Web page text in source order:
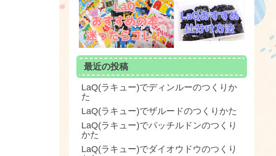
最近の投稿
LaQ(ラキュー)でディンルーのつくりか
た
LaQ(ラキュー)でザルードのつくりかた
LaQ(ラキュー)でパッチルドンのつくり
かた
LaQ(ラキュー)でダイオウドウのつくり